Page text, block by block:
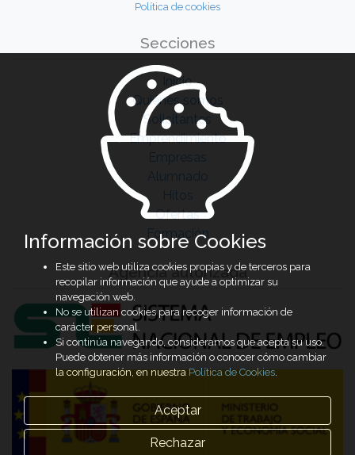
Política de cookies
Secciones
Inicio
Quiénes somos
Solicitantes
Emprendimiento
Empresas
Alumnado
Hitos
Ofertas
Formación
Agencia autorizada
Información sobre Cookies
Este sitio web utiliza cookies propias y de terceros para
recopilar información que ayude a optimizar su
navegación web.
No se utilizan cookies para recoger información de
carácter personal.
Si continúa navegando, consideramos que acepta su uso.
Puede obtener más información o conocer cómo cambiar
la configuración, en nuestraPolítica de Cookies.
Aceptar
Rechazar